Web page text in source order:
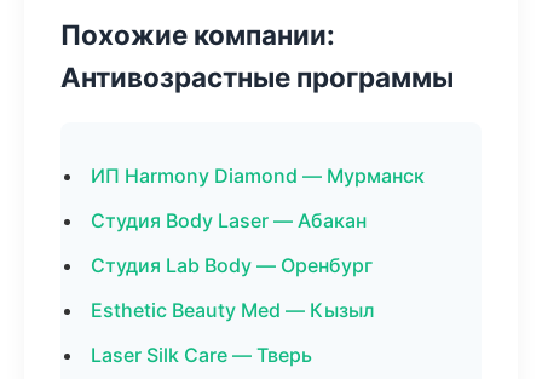
Похожие компании:
Антивозрастные программы
ИП Harmony Diamond — Мурманск
Студия Body Laser — Абакан
Студия Lab Body — Оренбург
Esthetic Beauty Med — Кызыл
Laser Silk Care — Тверь